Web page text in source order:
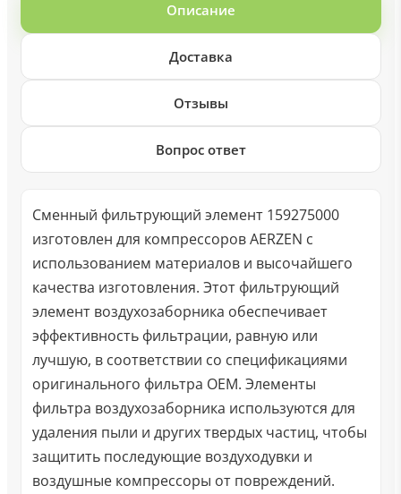
Описание
Доставка
Отзывы
Вопрос ответ
Сменный фильтрующий элемент 159275000
изготовлен для компрессоров AERZEN с
использованием материалов и высочайшего
качества изготовления. Этот фильтрующий
элемент воздухозаборника обеспечивает
эффективность фильтрации, равную или
лучшую, в соответствии со спецификациями
оригинального фильтра OEM. Элементы
фильтра воздухозаборника используются для
удаления пыли и других твердых частиц, чтобы
защитить последующие воздуходувки и
воздушные компрессоры от повреждений.